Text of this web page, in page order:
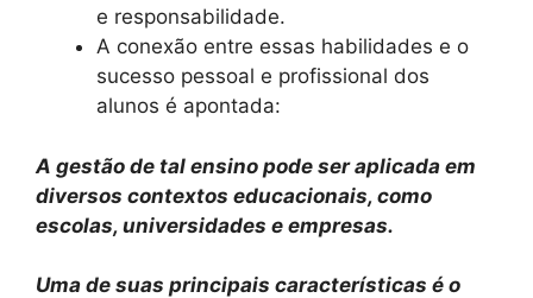
e responsabilidade.
A conexão entre essas habilidades e o
sucesso pessoal e profissional dos
alunos é apontada:
A gestão de tal ensino pode ser aplicada em
diversos contextos educacionais, como
escolas, universidades e empresas.
Uma de suas principais características é o